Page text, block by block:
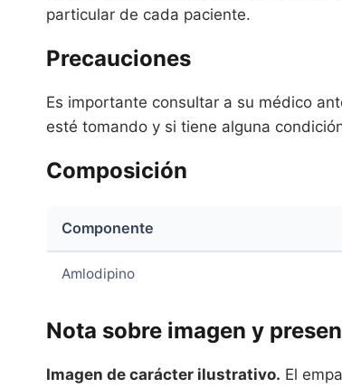
particular de cada paciente.
Precauciones
Es importante consultar a su médico
esté tomando y si tiene alguna
Composición
Componente
Amlodipino
Nota sobre imagen y
Imagen de carácter ilustrativo. El